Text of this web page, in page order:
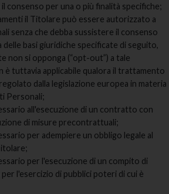
consenso per una o più finalità specifiche;
il Titolare può essere autorizzato a
senza che debba sussistere il consenso
delle basi giuridiche specificate di seguito,
non si opponga (“opt-out”) a tale
è tuttavia applicabile qualora il trattamento
dalla legislazione europea in materia
Personali;
all'esecuzione di un contratto con
di misure precontrattuali;
per adempiere un obbligo legale al
per l'esecuzione di un compito di
l'esercizio di pubblici poteri di cui è